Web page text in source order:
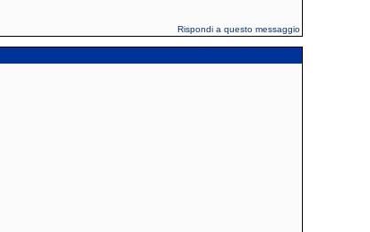
Rispondi a questo messaggio